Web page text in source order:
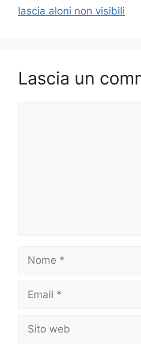
lascia aloni non visibili
Lascia un
Nome
Email
Sito
web